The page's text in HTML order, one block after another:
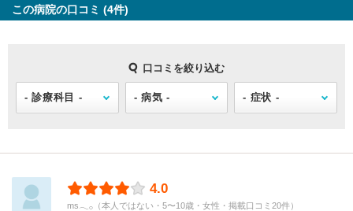
この病院の口コミ (4件)
口コミを絞り込む
4.0
ms𓂃𓂂（本人ではない・5〜10歳・女性・掲載口コミ20件）